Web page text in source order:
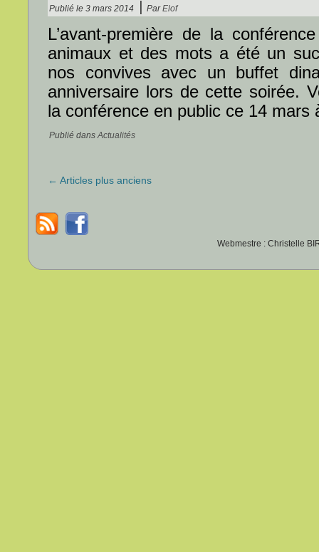
Publié le 3 mars 2014 Par Elof
L’avant-première de la
animaux et des mots a été un
nos convives avec un buffet
anniversaire lors de cette soirée.
la conférence en public ce 14 mars
Publié dans Actualités
← Articles plus anciens
Webmestre : Christelle